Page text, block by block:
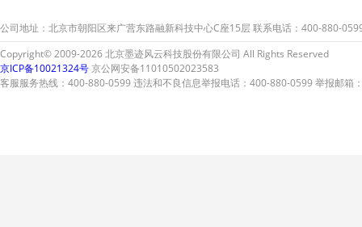
公司地址：北京市朝阳区来广营东路融新科技中心C座15层 联系电话：400-880-
Copyright© 2009-2026 北京墨迹风云科技股份有限公司 All Rights Reserved
京ICP备10021324号京公网安备11010502023583
客服服务热线：400-880-0599 违法和不良信息举报电话：400-880-0599 举报邮箱